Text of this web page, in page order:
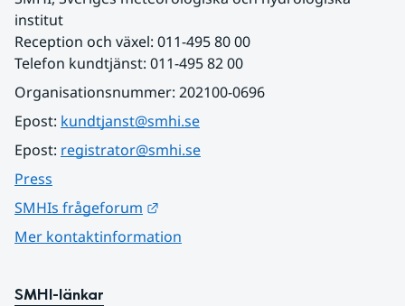
institut
Reception och växel: 011-495 80 00
Telefon kundtjänst: 011-495 82 00
Organisationsnummer: 202100-0696
Epost: kundtjanst@smhi.se
Epost: registrator@smhi.se
Press
SMHIs frågeforum
Mer kontaktinformation
SMHI-länkar